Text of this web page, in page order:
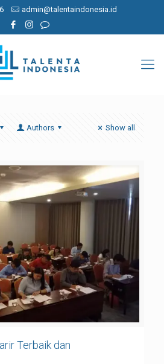
admin@talentaindonesia.id
Authors Show all
Terbaik dan